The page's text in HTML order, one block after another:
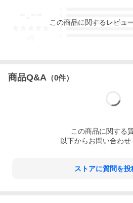
3
この商品に関するレビュ
商品Q&A （0件）
この商品に関する
以下からお問い合わせ
ストアに質問を投